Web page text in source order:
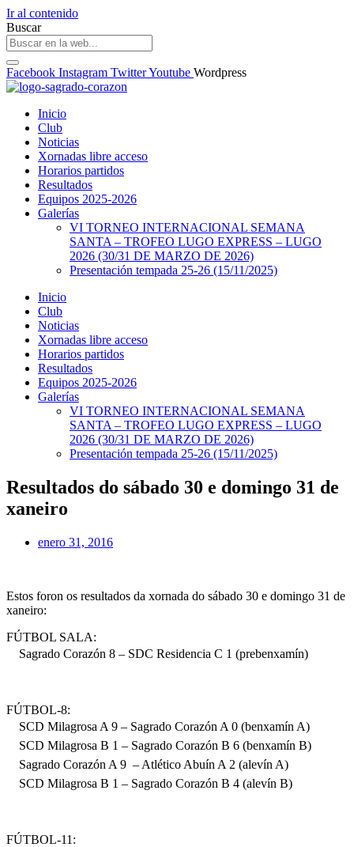
Ir al contenido
Buscar
Facebook Instagram TwitterYoutube Wordpress
Inicio
Club
Noticias
Xornadas libre acceso
Horarios partidos
Resultados
Equipos 2025-2026
Galerías
VI TORNEO INTERNACIONAL SEMANA
SANTA – TROFEO LUGO EXPRESS – LUGO
2026 (30/31 DE MARZO DE 2026)
Presentación tempada 25-26 (15/11/2025)
Inicio
Club
Noticias
Xornadas libre acceso
Horarios partidos
Resultados
Equipos 2025-2026
Galerías
VI TORNEO INTERNACIONAL SEMANA
SANTA – TROFEO LUGO EXPRESS – LUGO
2026 (30/31 DE MARZO DE 2026)
Presentación tempada 25-26 (15/11/2025)
Resultados do sábado 30 e domingo 31 de
xaneiro
enero 31, 2016
Estos foron os resultados da xornada do sábado 30 e domingo 31 de
xaneiro:
FÚTBOL SALA:
Sagrado Corazón 8 – SDC Residencia C 1 (prebenxamín)
FÚTBOL-8:
SCD Milagrosa A 9 – Sagrado Corazón A 0 (benxamín A)
SCD Milagrosa B 1 – Sagrado Corazón B 6 (benxamín B)
Sagrado Corazón A 9 – Atlético Abuín A 2 (alevín A)
SCD Milagrosa B 1 – Sagrado Corazón B 4 (alevín B)
FÚTBOL-11: